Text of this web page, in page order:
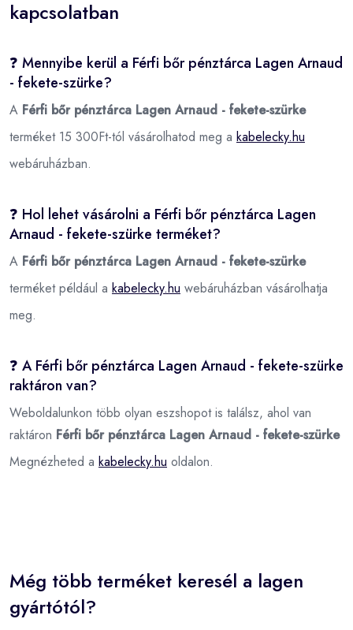
kapcsolatban
❓ Mennyibe kerül a Férfi bőr pénztárca Lagen Arnaud
- fekete-szürke?
A Férfi bőr pénztárca Lagen Arnaud - fekete-szürke
terméket 15 300Ft-tól vásárolhatod meg a kabelecky.hu
webáruházban.
❓ Hol lehet vásárolni a Férfi bőr pénztárca Lagen
Arnaud - fekete-szürke terméket?
A Férfi bőr pénztárca Lagen Arnaud - fekete-szürke
terméket például a kabelecky.hu webáruházban vásárolhatja
meg.
❓ A Férfi bőr pénztárca Lagen Arnaud - fekete-szürke
raktáron van?
Weboldalunkon több olyan eszshopot is találsz, ahol van
raktáron Férfi bőr pénztárca Lagen Arnaud - fekete-szürke
Megnézheted a kabelecky.hu oldalon.
Még több terméket keresél a lagen
gyártótól?